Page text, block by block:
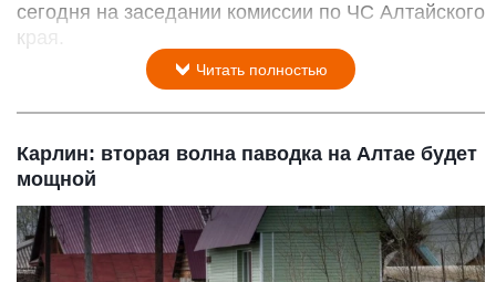
сегодня на заседании комиссии по ЧС Алтайского
края.
Читать полностью
Карлин: вторая волна паводка на Алтае будет
мощной